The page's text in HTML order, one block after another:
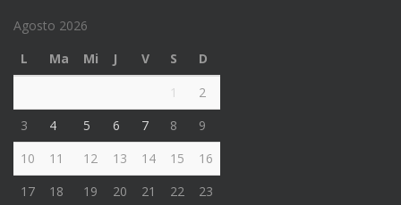
Agosto 2026
L
Ma Mi J V S D
1
2
3
4 5 6 7 8
9
10
11 12 13 14 15
16
17
18 19 20 21 22
23